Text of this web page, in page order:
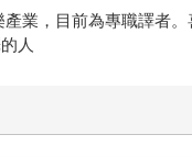
業，目前為專職譯者。
人